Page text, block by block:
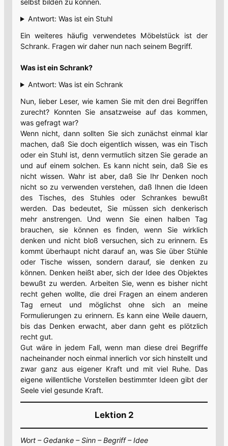
selbst bilden zu können.
Antwort: Was ist ein Stuhl
Ein weiteres häufig verwendetes Möbelstück ist der
Schrank. Fragen wir daher nun nach seinem Begriff.
Was ist ein Schrank?
Antwort: Was ist ein Schrank
Nun, lieber Leser, wie kamen Sie mit den drei Begriffen
zurecht? Konnten Sie ansatzweise auf das kommen,
was gefragt war?
Wenn nicht, dann sollten Sie sich zunächst einmal klar
machen, daß Sie doch eigentlich wissen, was ein Tisch
oder ein Stuhl ist, denn vermutlich sitzen Sie gerade an
und auf einem solchen. Es kann nicht sein, daß Sie es
nicht wissen. Wahr ist aber, daß Sie Ihr Denken noch
nicht so zu verwenden verstehen, daß Ihnen die Ideen
des Tisches, des Stuhles oder Schrankes bewußt
werden. Das bedeutet, Sie müssen sich denkerisch
mehr anstrengen. Und wenn Sie einen halben Tag
brauchen, sie können es finden, wenn Sie wirklich
denken und nicht bloß versuchen, sich zu erinnern. Es
kommt überhaupt nicht darauf an, was Sie über Stühle
oder Tische wissen, sondern darauf, sie denken zu
können. Denken heißt aber, sich der Idee des Objektes
bewußt zu werden. Arbeiten Sie, wenn es bisher nicht
recht gehen wollte, die drei Fragen an einem anderen
Tag erneut und möglichst ohne sich an meine
Formulierungen zu erinnern. Es kann eine Weile dauern,
bis das Denken erwacht, aber dann geht es plötzlich
recht gut.
Gut wäre in jedem Fall, wenn man diese drei Begriffe
nacheinander noch einmal innerlich vor sich hinstellt und
zwar ganz aus eigener Kraft und mit viel Ruhe. Das
eigene willentliche Vorstellen bestimmter Ideen gibt der
Seele viel gesunde Kraft.
Lektion 2
Wort – Gedanke – Sinn – Begriff – Idee